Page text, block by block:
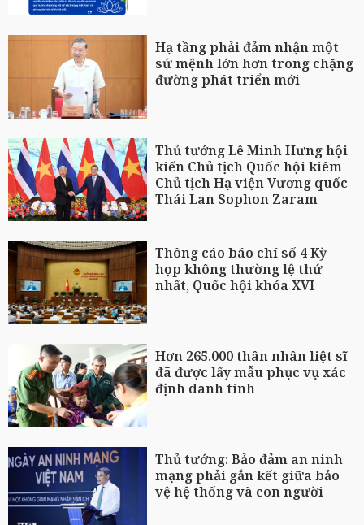
Hạ tầng phải đảm nhận một
sứ mệnh lớn hơn trong chặng
đường phát triển mới
Thủ tướng Lê Minh Hưng hội
kiến Chủ tịch Quốc hội kiêm
Chủ tịch Hạ viện Vương quốc
Thái Lan Sophon Zaram
Thông cáo báo chí số 4 Kỳ
họp không thường lệ thứ
nhất, Quốc hội khóa XVI
Hơn 265.000 thân nhân liệt sĩ
đã được lấy mẫu phục vụ xác
định danh tính
Thủ tướng: Bảo đảm an ninh
mạng phải gắn kết giữa bảo
vệ hệ thống và con người